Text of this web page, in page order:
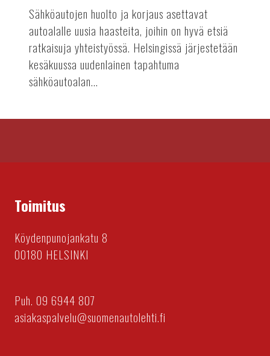
Sähköautojen huolto ja korjaus asettavat
autoalalle uusia haasteita, joihin on hyvä etsiä
ratkaisuja yhteistyössä. Helsingissä järjestetään
kesäkuussa uudenlainen tapahtuma
sähköautoalan...
Toimitus
Köydenpunojankatu 8
00180 HELSINKI
Puh. 09 6944 807
asiakaspalvelu@suomenautolehti.fi